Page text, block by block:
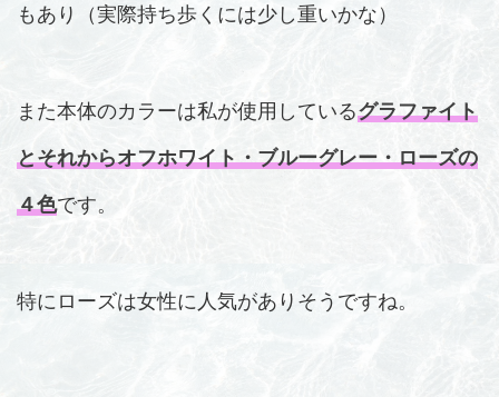
もあり（実際持ち歩くには少し重いかな）
また本体のカラーは私が使用しているグラファイト
とそれからオフホワイト・ブルーグレー・ローズの
４色です。
特にローズは女性に人気がありそうですね。